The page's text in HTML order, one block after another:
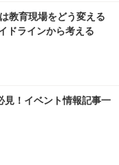
教育現場をどう変える
ドラインから考える
見！イベント情報記事一